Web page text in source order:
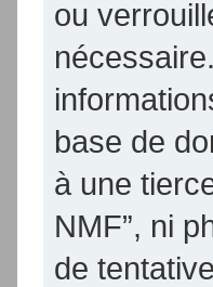
ou
base de
à une
NMF”, ni
de